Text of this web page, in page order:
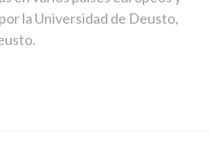
la Universidad de Deusto,